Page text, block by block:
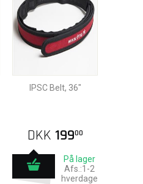
IPSC Belt, 36"
DKK 19900
På lager
Afs.:1-2
hverdage